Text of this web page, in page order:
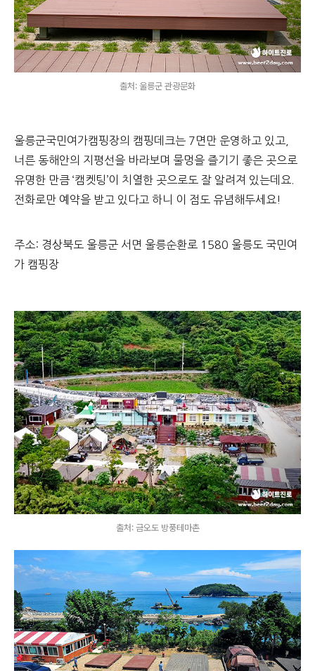
출처: 울릉군 관광문화
울릉군국민여가캠핑장의 캠핑데크는 7면만 운영하고 있고,
너른 동해안의 지평선을 바라보며 물멍을 즐기기 좋은 곳으로
유명한 만큼 ‘캠켓팅’이 치열한 곳으로도 잘 알려져 있는데요.
전화로만 예약을 받고 있다고 하니 이 점도 유념해두세요!
주소: 경상북도 울릉군 서면 울릉순환로 1580 울릉도 국민여
가 캠핑장
출처: 금오도 방풍테마촌